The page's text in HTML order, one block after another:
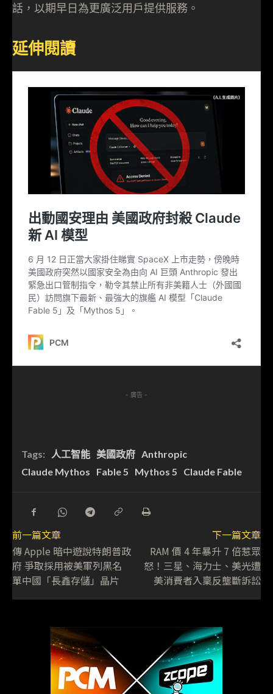
話，以期早日為更廣泛用戶提供服務。
延伸閱讀
- 廣告 -
Tags: 人工智能 美國政府 Anthropic
Claude Mythos
Fable 5 Mythos 5 Claude Fable
前一篇文章
傳 Apple 暗中遊說特朗普政
府 爭取採用被美軍列黑名
單中國「長鑫存儲」晶片
下一篇文章
RAM 價 4 年暴升 7 倍惹眾
怒！三星、海力士、美光遭
美消費者入稟反壟斷訴訟